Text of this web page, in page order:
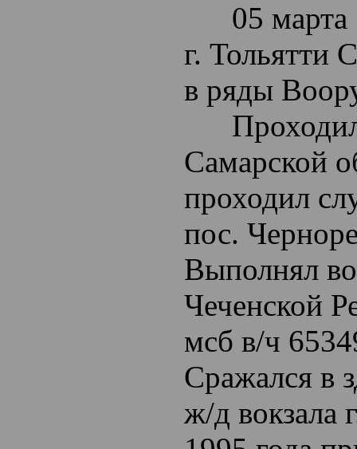
05 марта
г. Тольятти
в ряды
Проходил
Самарской
проходил
пос.
Выполнял
Чеченской
мсб в/ч
Сражался в
ж/д вокзала